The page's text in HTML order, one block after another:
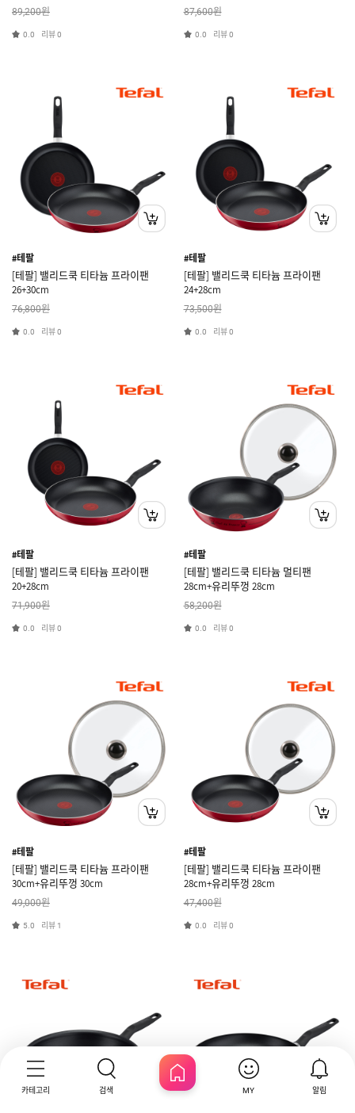
89,200원
0.0 리뷰0
87,600원
0.0 리뷰0
#테팔
[테팔] 밸리드쿡 티타늄 프라이팬
26+30cm
76,800원
0.0 리뷰0
#테팔
[테팔] 밸리드쿡 티타늄 프라이팬
24+28cm
73,500원
0.0 리뷰0
#테팔
[테팔] 밸리드쿡 티타늄 프라이팬
20+28cm
71,900원
0.0 리뷰0
#테팔
[테팔] 밸리드쿡 티타늄 멀티팬
28cm+유리뚜껑 28cm
58,200원
0.0 리뷰0
#테팔
[테팔] 밸리드쿡 티타늄 프라이팬
30cm+유리뚜껑 30cm
49,000원
5.0 리뷰 1
#테팔
[테팔] 밸리드쿡 티타늄 프라이팬
28cm+유리뚜껑 28cm
47,400원
0.0 리뷰0
카테고리 검색 HOME MY 알림